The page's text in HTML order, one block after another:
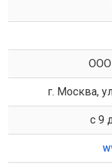
ООО
г. Москва,
с 9